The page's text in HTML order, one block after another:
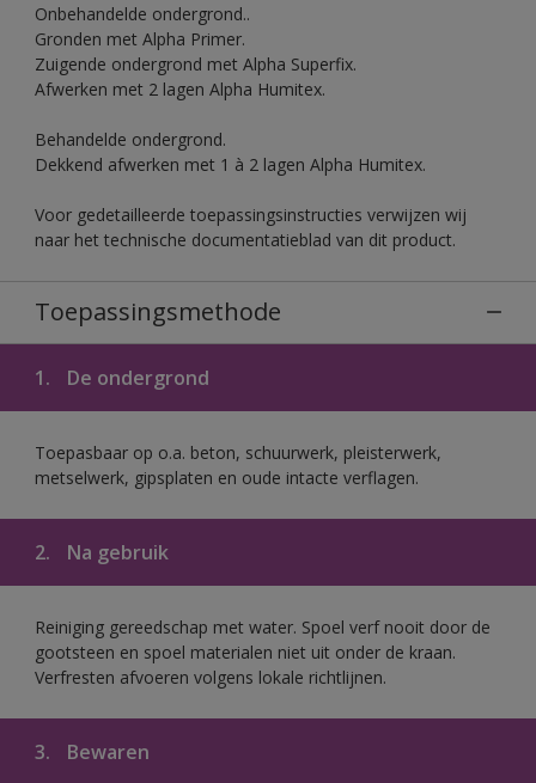
Onbehandelde ondergrond..
Gronden met Alpha Primer.
Zuigende ondergrond met Alpha Superfix.
Afwerken met 2 lagen Alpha Humitex.
Behandelde ondergrond.
Dekkend afwerken met 1 à 2 lagen Alpha Humitex.
Voor gedetailleerde toepassingsinstructies verwijzen wij
naar het technische documentatieblad van dit product.
Toepassingsmethode
1. De ondergrond
Toepasbaar op o.a. beton, schuurwerk, pleisterwerk,
metselwerk, gipsplaten en oude intacte verflagen.
2. Na gebruik
Reiniging gereedschap met water. Spoel verf nooit door de
gootsteen en spoel materialen niet uit onder de kraan.
Verfresten afvoeren volgens lokale richtlijnen.
3. Bewaren